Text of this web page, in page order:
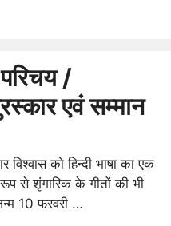
/
एवं सम्मान
विश्वास को हिन्दी भाषा का एक
से शृंगारिक के गीतों की भी
10 फरवरी …